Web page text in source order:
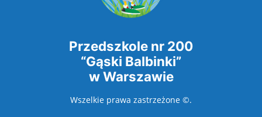
Przedszkole nr 200
“Gąski Balbinki”
w Warszawie
Wszelkie prawa zastrzeżone ©.